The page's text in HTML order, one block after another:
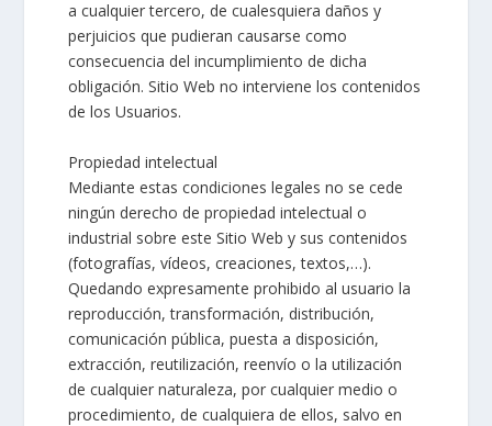
a cualquier tercero, de cualesquiera daños y
perjuicios que pudieran causarse como
consecuencia del incumplimiento de dicha
obligación. Sitio Web no interviene los contenidos
de los Usuarios.
Propiedad intelectual
Mediante estas condiciones legales no se cede
ningún derecho de propiedad intelectual o
industrial sobre este Sitio Web y sus contenidos
(fotografías, vídeos, creaciones, textos,…).
Quedando expresamente prohibido al usuario la
reproducción, transformación, distribución,
comunicación pública, puesta a disposición,
extracción, reutilización, reenvío o la utilización
de cualquier naturaleza, por cualquier medio o
procedimiento, de cualquiera de ellos, salvo en